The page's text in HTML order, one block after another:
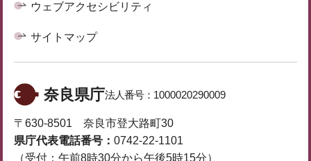
ウェブアクセシビリティ
サイトマップ
奈良県庁法人番号： 1000020290009
〒630-8501 奈良市登大路町30
県庁代表電話番号： 0742-22-1101
（受付：午前8時30分から午後5時15分）